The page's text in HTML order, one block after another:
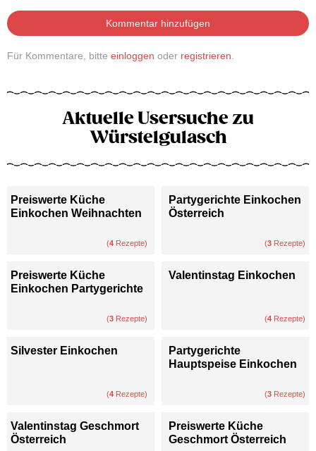
Kommentar hinzufügen
Für Kommentare, bitte einloggen oder registrieren
Aktuelle Usersuche zu
Würstelgulasch
Preiswerte Küche
Einkochen Weihnachten
(4 Rezepte)
Partygerichte Einkochen
Österreich
(3 Rezepte)
Preiswerte Küche
Einkochen Partygerichte
(3 Rezepte)
Valentinstag Einkochen
(4 Rezepte)
Silvester Einkochen
(4 Rezepte)
Partygerichte
Hauptspeise Einkochen
(3 Rezepte)
Valentinstag Geschmort
Österreich
Preiswerte Küche
Geschmort Österreich